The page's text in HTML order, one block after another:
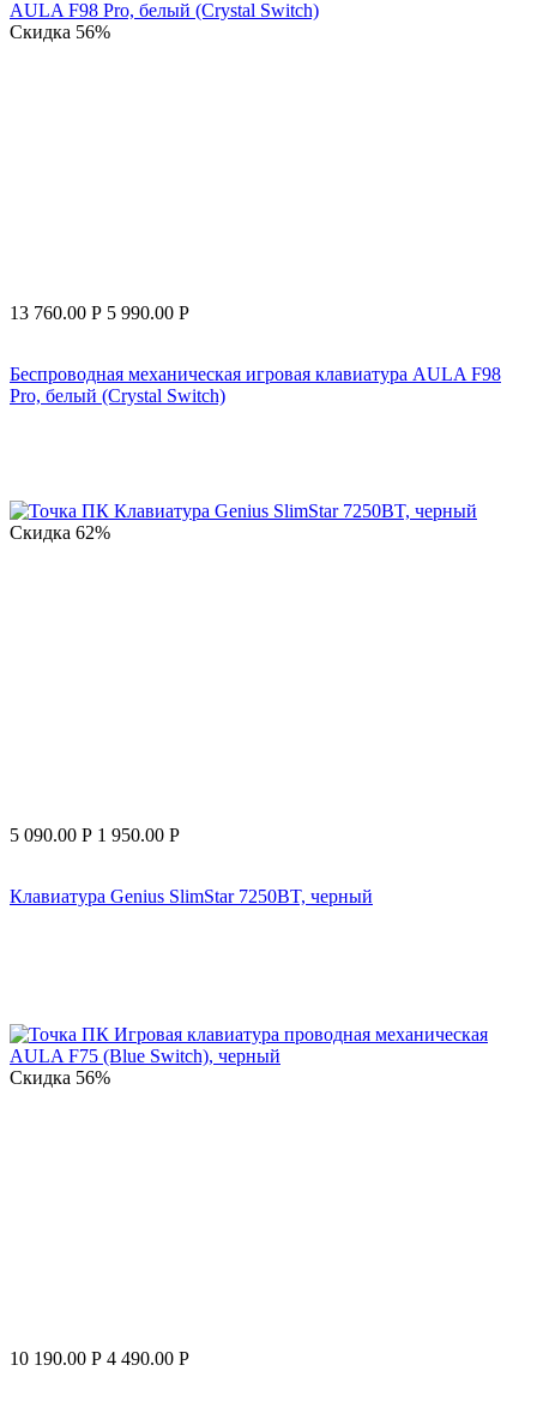
Скидка 56%
13 760.00 Р 5 990.00 Р
Беспроводная механическая игровая клавиатура AULA F98
Pro, белый (Crystal Switch)
Скидка 62%
5 090.00 Р 1 950.00 Р
Клавиатура Genius SlimStar 7250BT, черный
Скидка 56%
10 190.00 Р 4 490.00 Р